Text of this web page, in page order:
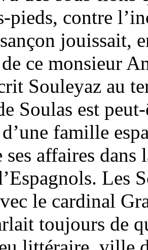
pieds, contre
jouissait,
ce monsieur
Souleyaz au
Soulas est
famille
ses affaires dans
Les
le cardinal
toujours de